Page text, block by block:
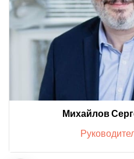
Михайлов